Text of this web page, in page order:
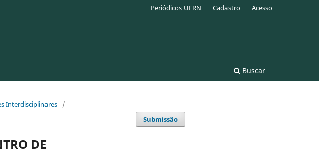
Buscar
Periódicos UFRN Cadastro Acesso
Interdisciplinares
/
DE
Submissão